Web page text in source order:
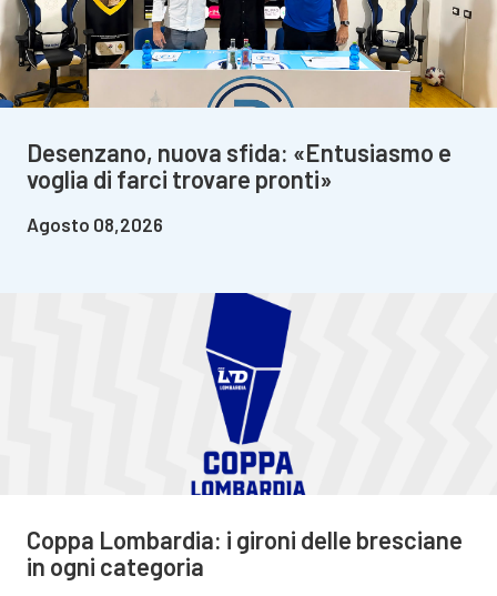
Desenzano, nuova sfida: «Entusiasmo e
voglia di farci trovare pronti»
Agosto 08,2026
Coppa Lombardia: i gironi delle bresciane
in ogni categoria